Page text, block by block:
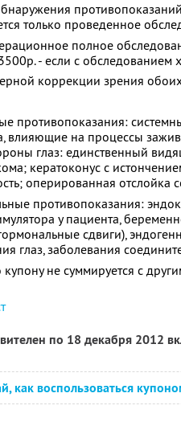
только проведенное
полное
- если с обследованием
коррекции зрения
противопоказания:
влияющие на процессы
глаз: единственный
кератоконус с
оперированная отслойка
противопоказания:
у пациента,
сдвиги),
глаз, заболевания
купону не суммируется с
по 18 декабря 2012
как воспользоваться